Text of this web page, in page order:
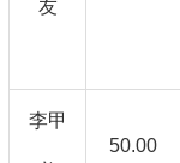
友
李甲
50.00